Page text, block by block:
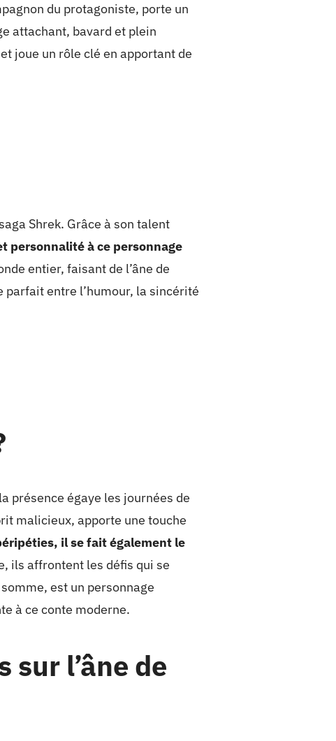
du protagoniste, porte un
attachant, bavard et plein
joue un rôle clé en apportant de
Shrek. Grâce à son talent
personnalité à ce personnage
entier, faisant de l’âne de
parfait entre l’humour, la sincérité
présence égaye les journées de
malicieux, apporte une touche
il se fait également le
ils affrontent les défis qui se
est un personnage
à ce conte moderne.
l’âne de